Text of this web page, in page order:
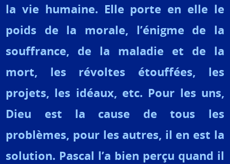
la vie humaine. Elle porte en elle le
poids de la morale, l’énigme de la
souffrance, de la maladie et de la
mort, les révoltes étouffées, les
projets, les idéaux, etc. Pour les uns,
Dieu est la cause de tous les
problèmes, pour les autres, il en est la
solution. Pascal l’a bien perçu quand il